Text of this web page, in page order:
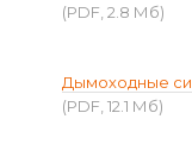
(PDF, 2.8 Мб)
Дымоходные
(PDF, 12.1 Мб)